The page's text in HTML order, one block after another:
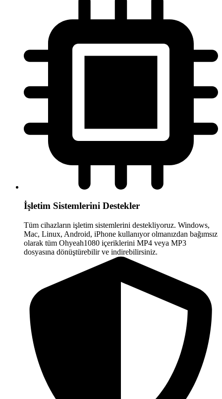
İşletim Sistemlerini Destekler
Tüm cihazların işletim sistemlerini destekliyoruz. Windows,
Mac, Linux, Android, iPhone kullanıyor olmanızdan bağımsız
olarak tüm Ohyeah1080 içeriklerini MP4 veya MP3
dosyasına dönüştürebilir ve indirebilirsiniz.